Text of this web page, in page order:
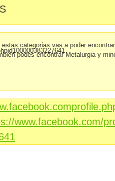
estas categorias vas a poder
podes encontrar Metalurgia y
www.facebook.com/